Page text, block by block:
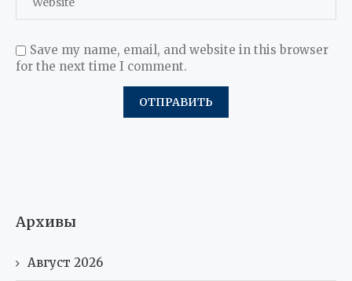
Save my name, email, and website in this browser
for the next time I comment.
Архивы
Август 2026